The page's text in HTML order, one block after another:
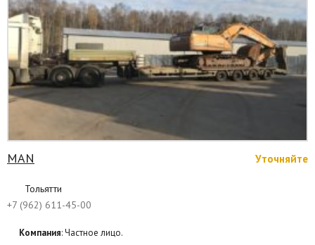
МАN Уточняйте
Тольятти
+7 (962) 611-45-00
Компания: Частное лицо.